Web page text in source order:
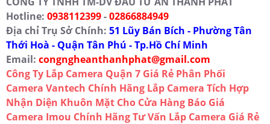
Hotline: 0938112399-02866884949
Địa chỉ Trụ Sở Chính: 51 Lũy Bán Bích - Phường Tân
Thới Hoà - Quận Tân Phú - Tp.Hồ Chí Minh
Email: congngheanthanhphat@gmail.com
Công Ty Lắp Camera Quận 7 Giá Rẻ Phân Phối
Camera Vantech Chính Hãng Lắp Camera Tích Hợp
Nhận Diện Khuôn Mặt Cho Cửa Hàng Báo Giá
Camera Imou Chính HãngTư Vấn Lắp Camera Giá Rẻ